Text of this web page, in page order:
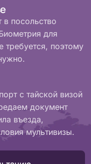
посольство
для
требуется, поэтому
с тайской визой
документ
въезда,
мультивизы.